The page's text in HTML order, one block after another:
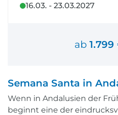
16.03. - 23.03.2027
ab
Semana Santa in
Wenn in Andalusien der
beginnt eine der